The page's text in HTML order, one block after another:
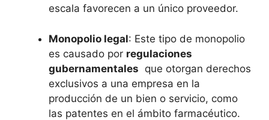
escala favorecen a un ​único proveedor.
Monopolio legal: Este tipo de⁤ monopolio
⁢es causado ⁢por regulaciones
gubernamentales ‍ que otorgan derechos
‍exclusivos a una empresa en la⁣
producción de un bien o servicio, como
las patentes en el ámbito‌ farmacéutico.